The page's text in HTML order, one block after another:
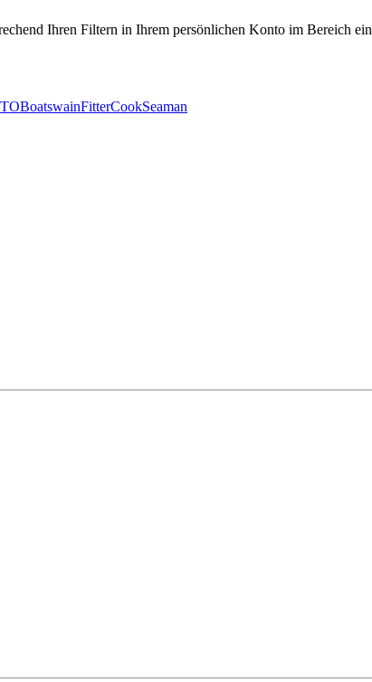
Ihren Filtern in Ihrem persönlichen Konto im Bereich ein
BoatswainFitterCookSeaman